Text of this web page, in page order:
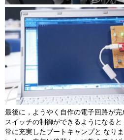
最後に，ようやく自作の電子回路が
スイッチの制御ができるようになる
常に充実したブートキャンプと なり